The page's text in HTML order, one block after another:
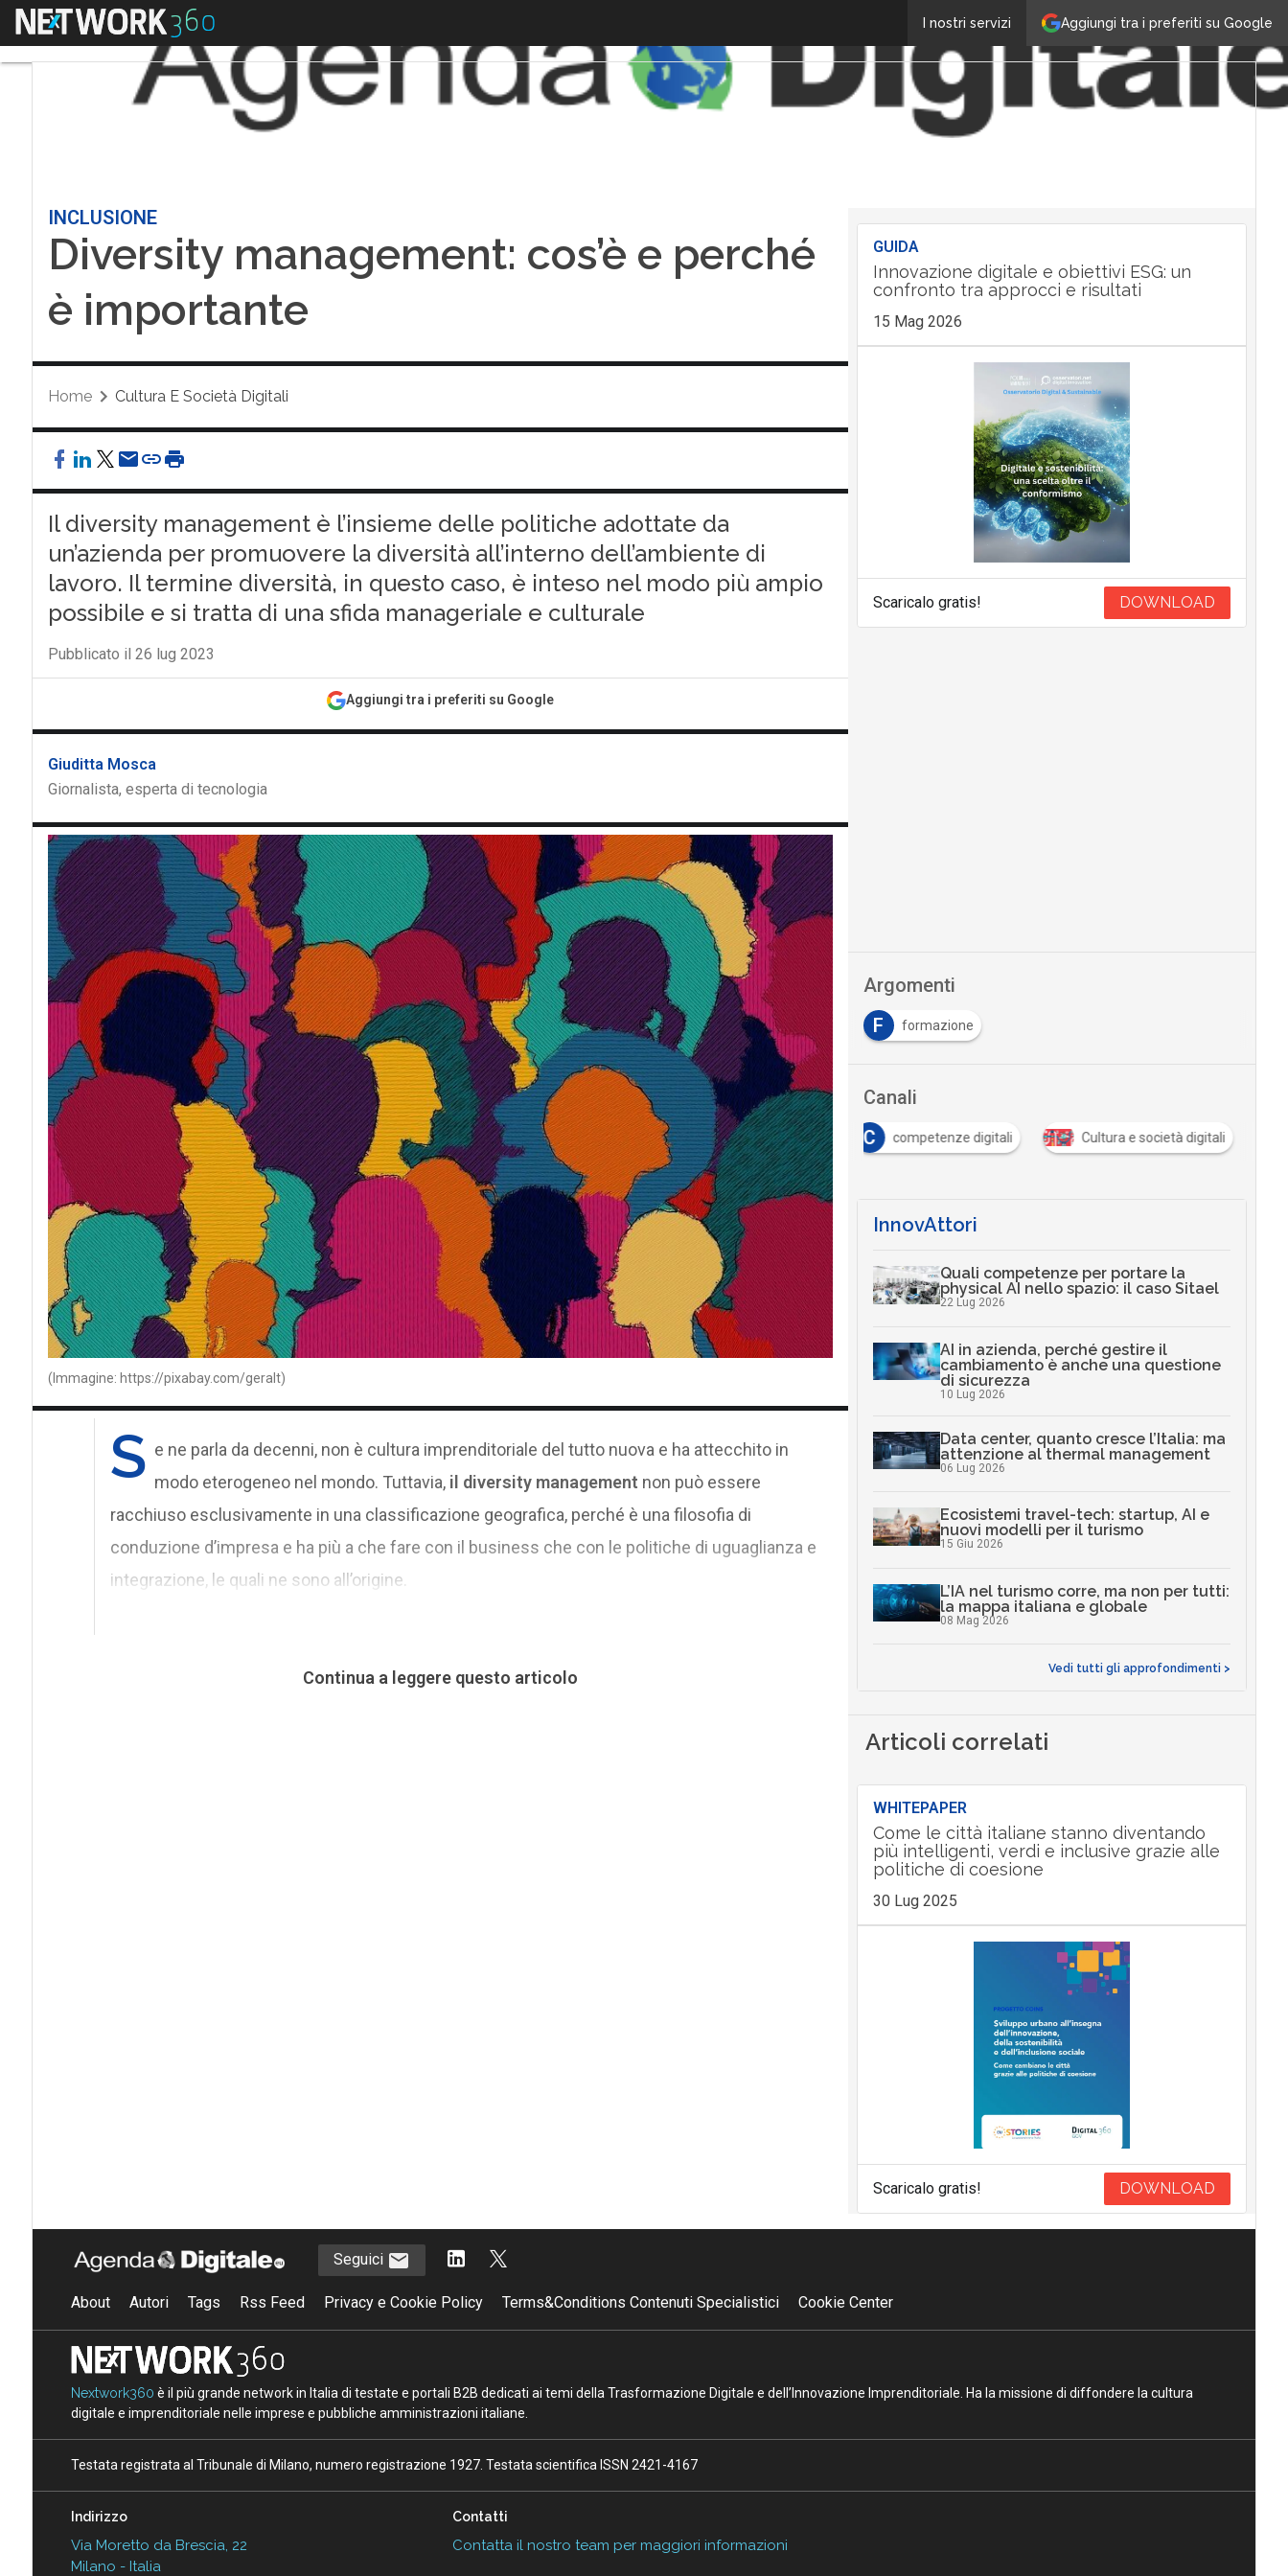
Aggiungi tra i preferiti su Google
I nostri servizi
Menu
INCLUSIONE
Diversity management: cos’è e perché
è importante
Home Cultura E Società Digitali
Il diversity management è l’insieme delle politiche adottate da
un’azienda per promuovere la diversità all’interno dell’ambiente di
lavoro. Il termine diversità, in questo caso, è inteso nel modo più ampio
possibile e si tratta di una sfida manageriale e culturale
Pubblicato il 26 lug 2023
Aggiungi tra i preferiti su Google
Giuditta Mosca
Giornalista, esperta di tecnologia
(Immagine: https://pixabay.com/geralt)
S e ne parla da decenni, non è cultura imprenditoriale del tutto nuova e ha attecchito in
modo eterogeneo nel mondo. Tuttavia, il diversity management non può essere
racchiuso esclusivamente in una classificazione geografica, perché è una filosofia di
conduzione d’impresa e ha più a che fare con il business che con le politiche di uguaglianza e
integrazione, le quali ne sono all’origine.
Continua a leggere questo articolo
GUIDA
Innovazione digitale e obiettivi ESG: un
confronto tra approcci e risultati
15 Mag 2026
Scaricalo gratis! DOWNLOAD
Argomenti
F
formazione
Canali
C
competenze digitali Cultura e società digitali
InnovAttori
Quali competenze per portare la
physical AI nello spazio: il caso Sitael
22 Lug 2026
AI in azienda, perché gestire il
cambiamento è anche una questione
di sicurezza
10 Lug 2026
Data center, quanto cresce l’Italia: ma
attenzione al thermal management
06 Lug 2026
Ecosistemi travel-tech: startup, AI e
nuovi modelli per il turismo
15 Giu 2026
L’IA nel turismo corre, ma non per tutti:
la mappa italiana e globale
08 Mag 2026
Vedi tutti gli approfondimenti >
Articoli correlati
WHITEPAPER
Come le città italiane stanno diventando
più intelligenti, verdi e inclusive grazie alle
politiche di coesione
30 Lug 2025
Scaricalo gratis! DOWNLOAD
Seguici
About Autori Tags Rss Feed Privacy e Cookie Policy Terms&Conditions Contenuti Specialistici Cookie Center
Nextwork360 è il più grande network in Italia di testate e portali B2B dedicati ai temi della Trasformazione Digitale e dell’Innovazione Imprenditoriale. Ha la missione di diffondere la cultura
digitale e imprenditoriale nelle imprese e pubbliche amministrazioni italiane.
Testata registrata al Tribunale di Milano, numero registrazione 1927. Testata scientifica ISSN 2421-4167
Indirizzo
Via Moretto da Brescia, 22
Milano - Italia
Contatti
Contatta il nostro team per maggiori informazioni